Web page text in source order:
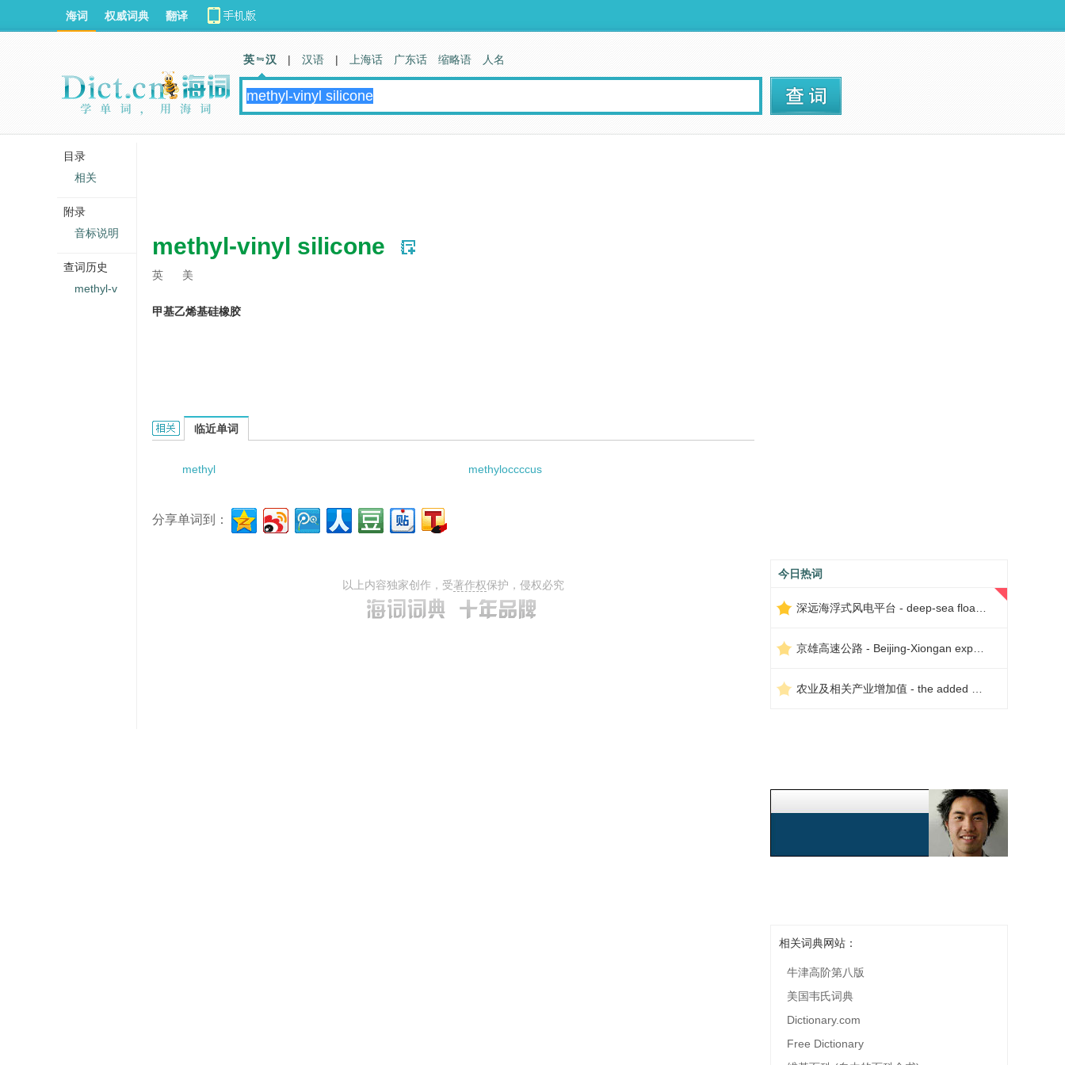
methyl-vinyl silicone
英 美
甲基乙烯基硅橡胶
methyl-vinyl silicone的相关资料：
临近单词
methyl methyloccccus
分享单词到：
以上内容独家创作，受著作权保护，侵权必究
今日热词
相关词典网站：
牛津高阶第八版
美国韦氏词典
Dictionary.com
Free Dictionary
海词 权威词典 翻译
英 汉 | 汉语 | 上海话 广东话 缩略语 人名
目录
相关
附录
音标说明
查词历史
methyl-v